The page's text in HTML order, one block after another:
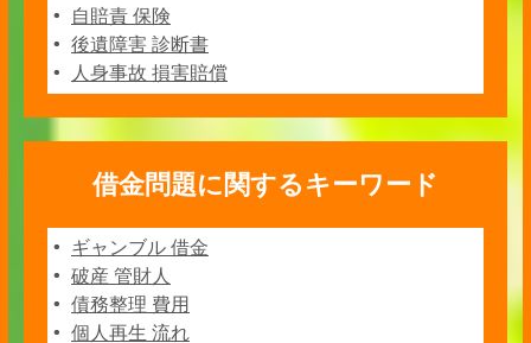
自賠責 保険
後遺障害 診断書
人身事故 損害賠償
借金問題に関するキーワード
ギャンブル 借金
破産 管財人
債務整理 費用
個人再生 流れ